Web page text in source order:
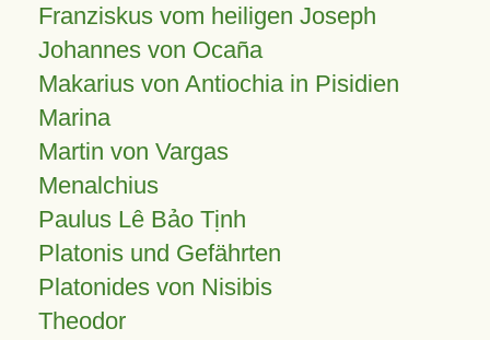
Franziskus vom heiligen Joseph
Johannes von Ocaña
Makarius von Antiochia in Pisidien
Marina
Martin von Vargas
Menalchius
Paulus Lê Bảo Tịnh
Platonis und Gefährten
Platonides von Nisibis
Theodor